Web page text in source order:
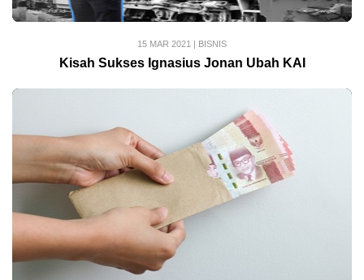
15 MAR 2021 | BISNIS
Kisah Sukses Ignasius Jonan Ubah KAI